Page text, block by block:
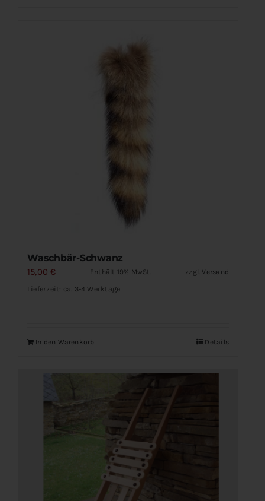
Waschbär-Schwanz
15,00 € Enthält 19% MwSt. zzgl. Versand
Lieferzeit: ca. 3-4 Werktage
In den Warenkorb Details